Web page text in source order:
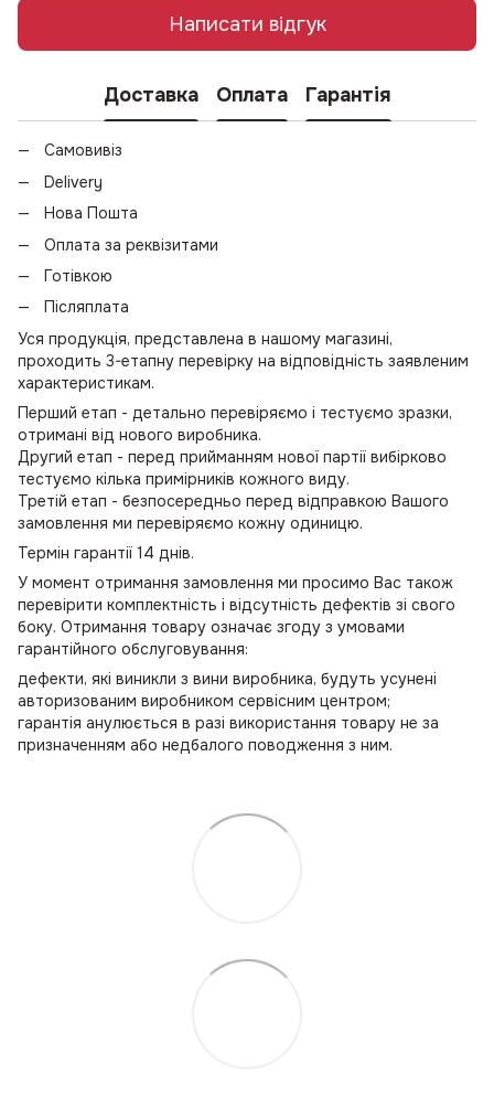
Написати відгук
Доставка Оплата Гарантія
Самовивіз
Delivery
Нова Пошта
Оплата за реквізитами
Готівкою
Післяплата
Уся продукція, представлена в нашому магазині,
проходить 3-етапну перевірку на відповідність заявленим
характеристикам.
Перший етап - детально перевіряємо і тестуємо зразки,
отримані від нового виробника.
Другий етап - перед прийманням нової партії вибірково
тестуємо кілька примірників кожного виду.
Третій етап - безпосередньо перед відправкою Вашого
замовлення ми перевіряємо кожну одиницю.
Термін гарантії 14 днів.
У момент отримання замовлення ми просимо Вас також
перевірити комплектність і відсутність дефектів зі свого
боку. Отримання товару означає згоду з умовами
гарантійного обслуговування:
дефекти, які виникли з вини виробника, будуть усунені
авторизованим виробником сервісним центром;
гарантія анулюється в разі використання товару не за
призначенням або недбалого поводження з ним.